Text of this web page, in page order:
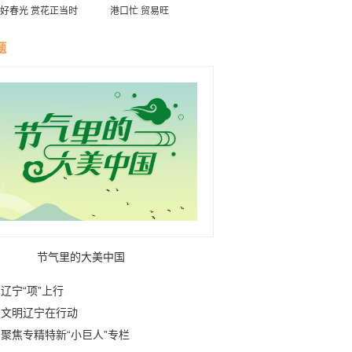
春光 赏花正当时 港口忙 贸易旺
节气里的大美中国
辽宁“项”上行
文明辽宁在行动
聚焦专精特新“小巨人”专栏